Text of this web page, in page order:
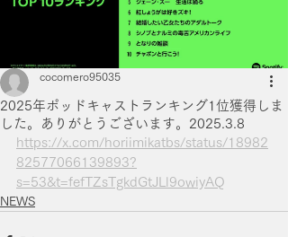
2025年ポッドキャストランキング1位獲得しま
した。ありがとうございます。2025.3.8
cocomero95035
https://x.com/horiimikatbs/status/18982
82577066139893?
s=53&t=fefTZsTgkdGtJLl9owiyAQ
NEWS